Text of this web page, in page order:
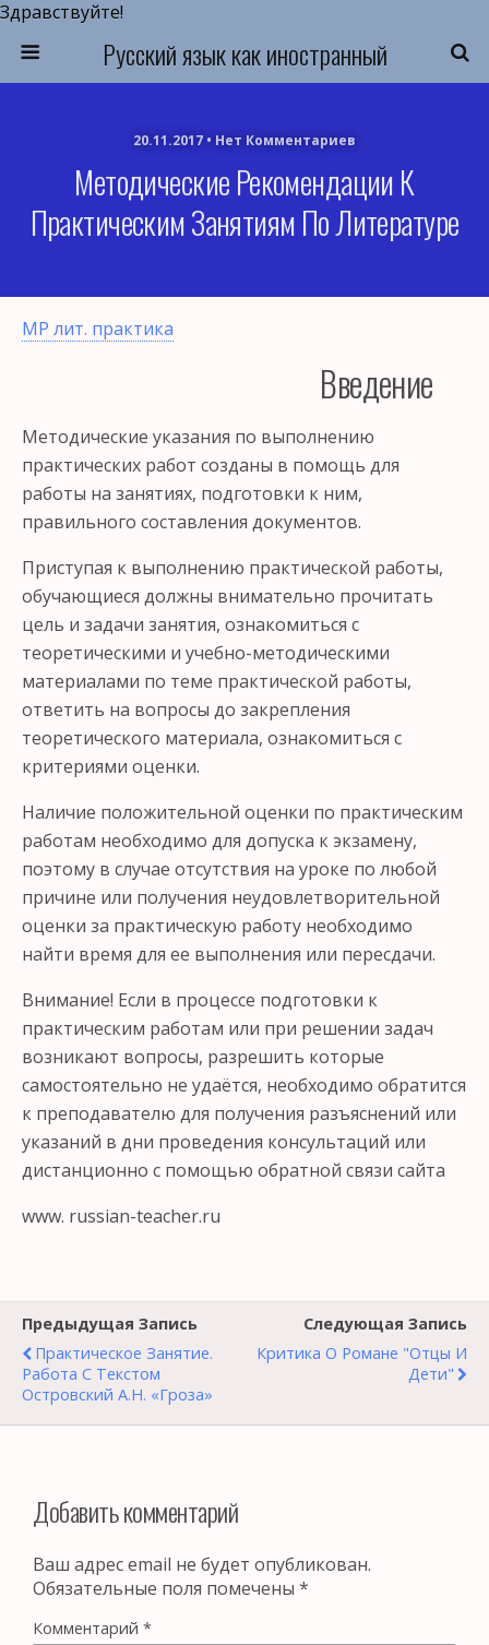
Здравствуйте!
Русский язык как иностранный
20.11.2017 • Нет Комментариев
Методические Рекомендации К
Практическим Занятиям По Литературе
МР лит. практика
Введение
Методические указания по выполнению
практических работ созданы в помощь для
работы на занятиях, подготовки к ним,
правильного составления документов.
Приступая к выполнению практической работы,
обучающиеся должны внимательно прочитать
цель и задачи занятия, ознакомиться с
теоретическими и учебно-методическими
материалами по теме практической работы,
ответить на вопросы до закрепления
теоретического материала, ознакомиться с
критериями оценки.
Наличие положительной оценки по практическим
работам необходимо для допуска к экзамену,
поэтому в случае отсутствия на уроке по любой
причине или получения неудовлетворительной
оценки за практическую работу необходимо
найти время для ее выполнения или пересдачи.
Внимание! Если в процессе подготовки к
практическим работам или при решении задач
возникают вопросы, разрешить которые
самостоятельно не удаётся, необходимо обратится
к преподавателю для получения разъяснений или
указаний в дни проведения консультаций или
дистанционно с помощью обратной связи сайта
www. russian-teacher.ru
Предыдущая Запись
Практическое Занятие.
Работа С Текстом
Островский А.Н. «Гроза»
Следующая Запись
Критика О Романе "Отцы И
Дети"
Добавить комментарий
Ваш адрес email не будет опубликован.
Обязательные поля помечены *
Комментарий *